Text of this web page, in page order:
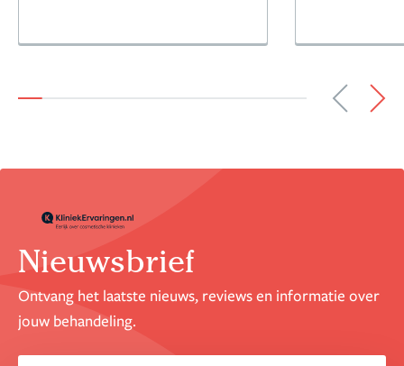
Nieuwsbrief
Ontvang het laatste nieuws, reviews en informatie over
jouw behandeling.